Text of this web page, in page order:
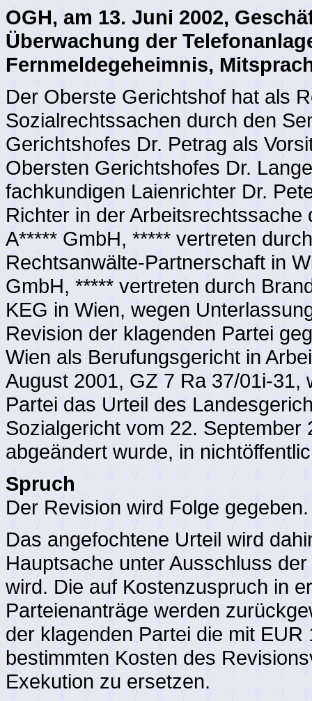
OGH, am 13. Juni 2002,
Überwachung der
Fernmeldegeheimnis,
Der Oberste Gerichtshof hat als
Sozialrechtssachen durch den
Gerichtshofes Dr. Petrag als
Obersten Gerichtshofes Dr.
fachkundigen Laienrichter Dr.
Richter in der
A***** GmbH, ***** vertreten
Rechtsanwälte-Partnerschaft in
GmbH, ***** vertreten durch
KEG in Wien, wegen
Revision der klagenden Partei
Wien als Berufungsgericht in
August 2001, GZ 7 Ra 37/01i-31,
Partei das Urteil des
Sozialgericht vom 22.
abgeändert wurde, in
Spruch
Der Revision wird Folge gegeben.
Das angefochtene Urteil wird
Hauptsache unter Ausschluss
wird. Die auf Kostenzuspruch in
Parteienanträge werden
der klagenden Partei die mit
bestimmten Kosten des
Exekution zu ersetzen.